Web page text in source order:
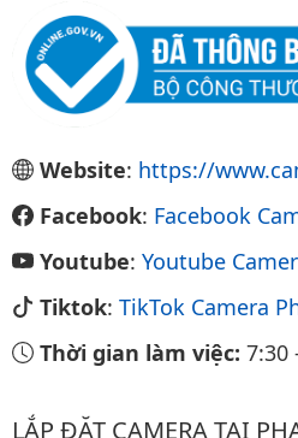
Website: https://
Facebook: Facebook
Youtube: Youtube
Tiktok: TikTok Camera
Thời gian làm việc: 7:30
LẮP ĐẶT CAMERA TẠI